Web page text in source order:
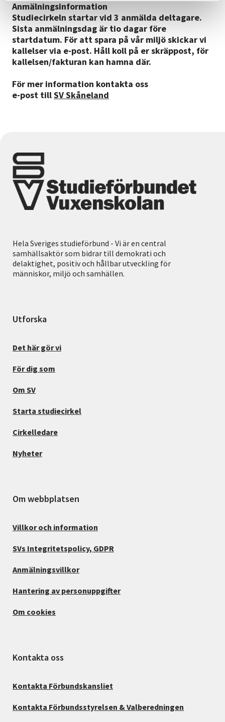
Anmälningsinformation
Studiecirkeln startar vid 3 anmälda deltagare.
Sista anmälningsdag är tio dagar före
startdatum. För att spara på vår miljö skickar vi
kallelser via e-post. Håll koll på er skräppost, för
kallelsen/fakturan kan hamna där.
För mer information kontakta oss
e-post tillSV Skåneland
Hela Sveriges studieförbund - Vi är en central
samhällsaktör som bidrar till demokrati och
delaktighet, positiv och hållbar utveckling för
människor, miljö och samhällen.
Utforska
Det här gör vi
För dig som
Om SV
Starta studiecirkel
Cirkelledare
Nyheter
Om webbplatsen
Villkor och information
SVs Integritetspolicy, GDPR
Anmälningsvillkor
Hantering av personuppgifter
Om cookies
Kontakta oss
Kontakta Förbundskansliet
Kontakta Förbundsstyrelsen & Valberedningen